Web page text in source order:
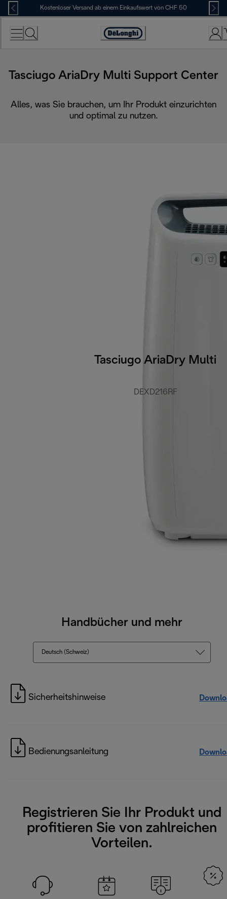
Skip
to
Content
Kostenloser Versand ab einem Einkaufswert von CHF 50
Erklärung
Tasciugo AriaDry Multi Support Center
Alles, was Sie brauchen, um Ihr Produkt einzurichten
und optimal zu nutzen.
Tasciugo AriaDry Multi
DEXD216RF
Handbücher und mehr
Deutsch (Schweiz)
Sicherheitshinweise
Bedienungsanleitung
Registrieren Sie Ihr Produkt und
profitieren Sie von zahlreichen
Vorteilen.